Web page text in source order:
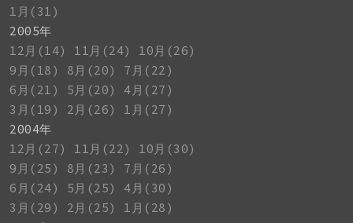
1月(31)
2005年
12月(14)
11月(24)
10月(26)
9月(18)
8月(20)
7月(22)
6月(21)
5月(20)
4月(27)
3月(19)
2月(26)
1月(27)
2004年
12月(27)
11月(22)
10月(30)
9月(25)
8月(23)
7月(26)
6月(24)
5月(25)
4月(30)
3月(29)
2月(25)
1月(28)